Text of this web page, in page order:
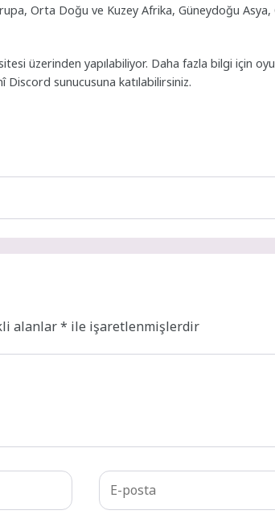
Orta Doğu ve Kuzey Afrika, Güneydoğu Asya,
üzerinden yapılabiliyor. Daha fazla bilgi için
sunucusuna katılabilirsiniz.
alanlar* ile işaretlenmişlerdir